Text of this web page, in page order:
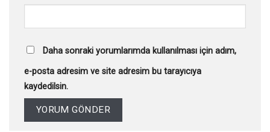
Daha sonraki yorumlarımda kullanılması için adım,
e-posta adresim ve site adresim bu tarayıcıya
kaydedilsin.